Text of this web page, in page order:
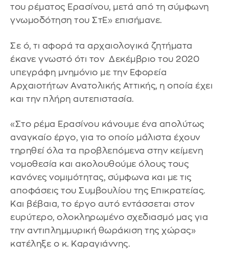
του ρέματος Ερασίνου, μετά από τη σύμφωνη
γνωμοδότηση του ΣτΕ» επισήμανε.
Σε ό, τι αφορά τα αρχαιολογικά ζητήματα
έκανε γνωστό ότι τον Δεκέμβριο του 2020
υπεγράφη μνημόνιο με την Εφορεία
Αρχαιοτήτων Ανατολικής Αττικής, η οποία έχει
και την πλήρη αυτεπιστασία.
«Στο ρέμα Ερασίνου κάνουμε ένα απολύτως
αναγκαίο έργο, για το οποίο μάλιστα έχουν
τηρηθεί όλα τα προβλεπόμενα στην κείμενη
νομοθεσία και ακολουθούμε όλους τους
κανόνες νομιμότητας, σύμφωνα και με τις
αποφάσεις του Συμβουλίου της Επικρατείας.
Και βέβαια, το έργο αυτό εντάσσεται στον
ευρύτερο, ολοκληρωμένο σχεδιασμό μας για
την αντιπλημμυρική θωράκιση της χώρας»
κατέληξε ο κ. Καραγιάννης.